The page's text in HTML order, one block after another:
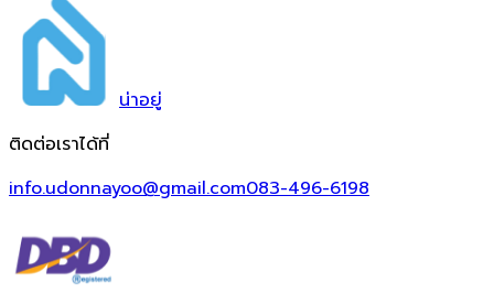
น่าอยู่
ติดต่อเราได้ที่
info.udonnayoo@gmail.com083-496-6198